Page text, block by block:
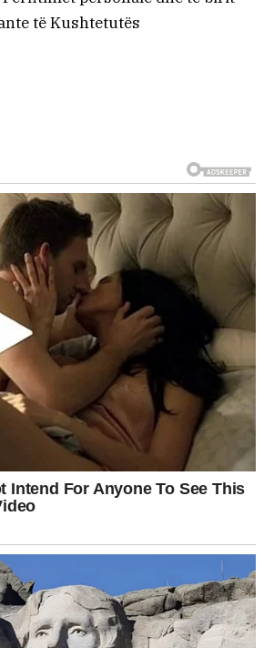
të Kushtetutës